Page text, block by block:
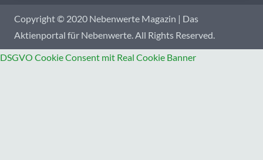
Copyright © 2020 Nebenwerte Magazin | Das
Aktienportal für Nebenwerte. All Rights Reserved.
DSGVO Cookie Consent mit Real Cookie Banner